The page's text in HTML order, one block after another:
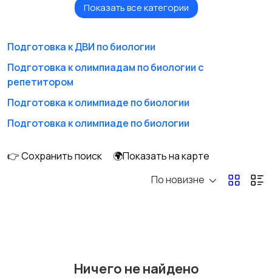
Обучение мастеров
Репетитор по
Подготовка к
экзаменам по
экзаменам по
Обучение маникюру и
Подготовка к школе
Показать все категории
Подготовка к ДВИ по биологии
Подготовка к олимпиадам по биологии с
репетитором
Подготовка к олимпиаде по биологии
Подготовка к олимпиаде по биологии
👉 Сохранить поиск
🌍Показать на карте
По новизне
Ничего не найдено